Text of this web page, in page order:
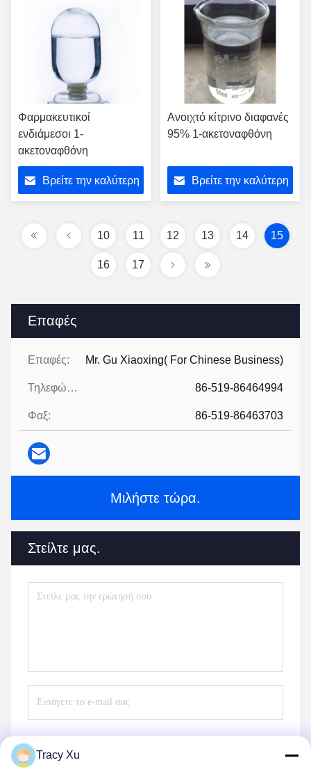
Επαφές
Επαφές: Mr. Gu Xiaoxing( For Chinese Business)
Τηλεφώνημα: 86-519-86464994
Φαξ: 86-519-86463703
Μιλήστε τώρα.
Στείλτε μας.
Φαρμακευτικοί
ενδιάμεσοι 1-
ακετοναφθόνη
Βρείτε την καλύτερη
Ανοιχτό κίτρινο διαφανές
95% 1-ακετοναφθόνη
Βρείτε την καλύτερη
10 11 12 13 14 15
16 17
Tracy Xu